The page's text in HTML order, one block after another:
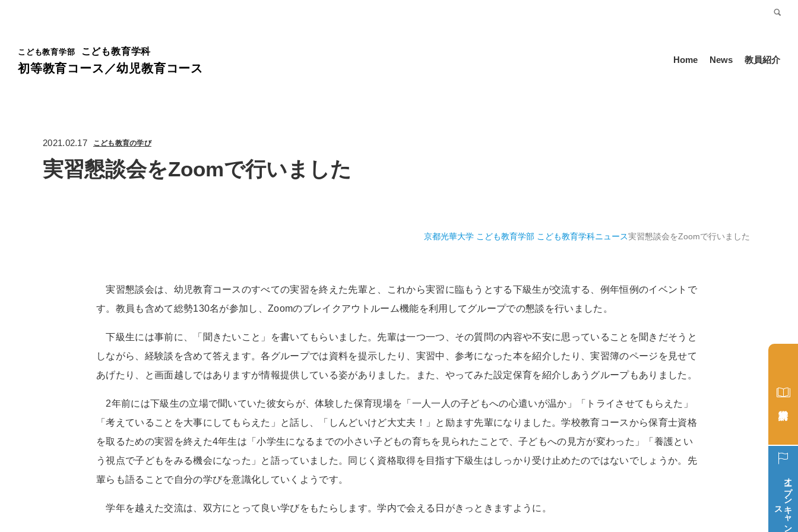
こども教育学部 こども教育学科
初等教育コース／幼児教育コース
Home News 教員紹介
2021.02.17 こども教育の学び
実習懇談会をZoomで行いました
京都光華大学 こども教育学部 こども教育学科ニュース実習懇談会をZoomで行いました
実習懇談会は、幼児教育コースのすべての実習を終えた先輩と、これから実習に臨もうとする下級生が交流する、例年恒例のイベントで
す。教員も含めて総勢130名が参加し、Zoomのブレイクアウトルーム機能を利用してグループでの懇談を行いました。
下級生には事前に、「聞きたいこと」を書いてもらいました。先輩は一つ一つ、その質問の内容や不安に思っていることを聞きだそうと
しながら、経験談を含めて答えます。各グループでは資料を提示したり、実習中、参考になった本を紹介したり、実習簿のページを見せて
あげたり、と画面越しではありますが情報提供している姿がありました。また、やってみた設定保育を紹介しあうグループもありました。
2年前には下級生の立場で聞いていた彼女らが、体験した保育現場を「一人一人の子どもへの心遣いが温か」「トライさせてもらえた」
「考えていることを大事にしてもらえた」と話し、「しんどいけど大丈夫！」と励ます先輩になりました。学校教育コースから保育士資格
を取るための実習を終えた4年生は「小学生になるまでの小さい子どもの育ちを見られたことで、子どもへの見方が変わった」「養護とい
う視点で子どもをみる機会になった」と語っていました。同じく資格取得を目指す下級生はしっかり受け止めたのではないでしょうか。先
輩らも語ることで自分の学びを意識化していくようです。
学年を越えた交流は、双方にとって良い学びをもたらします。学内で会える日がきっときますように。
オープン
キ
ャ
ン
パ
ス